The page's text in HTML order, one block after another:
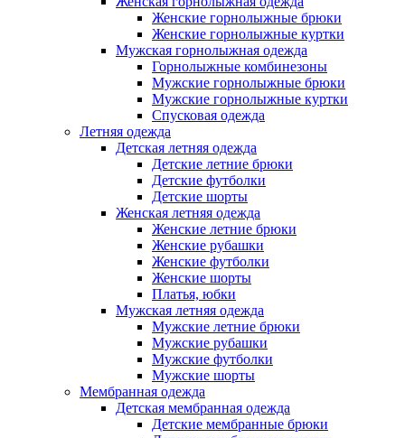
Женские горнолыжные брюки
Женские горнолыжные куртки
Мужская горнолыжная одежда
Горнолыжные комбинезоны
Мужские горнолыжные брюки
Мужские горнолыжные куртки
Спусковая одежда
Летняя одежда
Детская летняя одежда
Детские летние брюки
Детские футболки
Детские шорты
Женская летняя одежда
Женские летние брюки
Женские рубашки
Женские футболки
Женские шорты
Платья, юбки
Мужская летняя одежда
Мужские летние брюки
Мужские рубашки
Мужские футболки
Мужские шорты
Мембранная одежда
Детская мембранная одежда
Детские мембранные брюки